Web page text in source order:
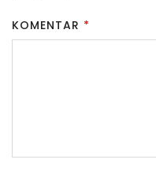
KOMENTAR *